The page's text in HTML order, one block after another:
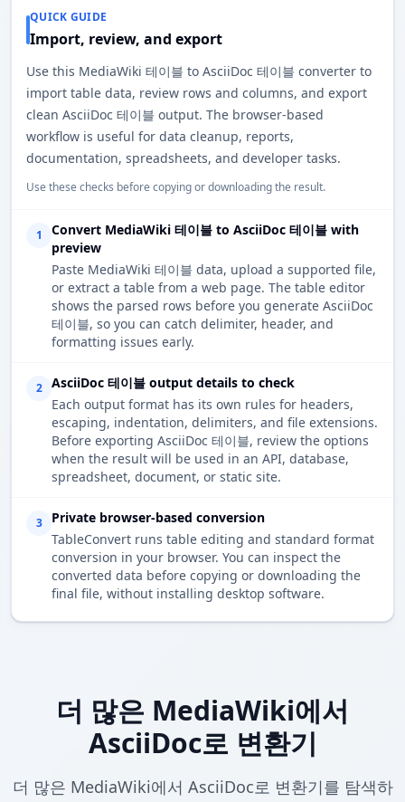
QUICK GUIDE
Import, review, and export
Use this MediaWiki 테이블 to AsciiDoc 테이블 converter to
import table data, review rows and columns, and export
clean AsciiDoc 테이블 output. The browser-based
workflow is useful for data cleanup, reports,
documentation, spreadsheets, and developer tasks.
Use these checks before copying or downloading the result.
1
Convert MediaWiki 테이블 to AsciiDoc 테이블 with
preview
Paste MediaWiki 테이블 data, upload a supported file,
or extract a table from a web page. The table editor
shows the parsed rows before you generate AsciiDoc
테이블, so you can catch delimiter, header, and
formatting issues early.
2
AsciiDoc 테이블 output details to check
Each output format has its own rules for headers,
escaping, indentation, delimiters, and file extensions.
Before exporting AsciiDoc 테이블, review the options
when the result will be used in an API, database,
spreadsheet, document, or static site.
3
Private browser-based conversion
TableConvert runs table editing and standard format
conversion in your browser. You can inspect the
converted data before copying or downloading the
final file, without installing desktop software.
더 많은 MediaWiki에서
AsciiDoc로 변환기
더 많은 MediaWiki에서 AsciiDoc로 변환기를 탐색하